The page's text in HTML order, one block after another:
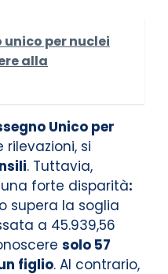
unico per nuclei
alla
Unico per
si
. Tuttavia,
forte disparità:
o supera la soglia
a 45.939,56
solo 57
figlio. Al contrario,